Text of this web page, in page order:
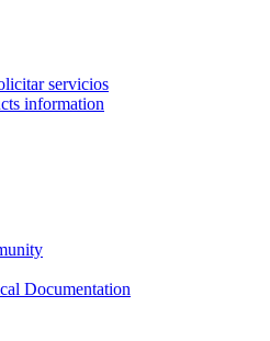
servicios
information
Documentation